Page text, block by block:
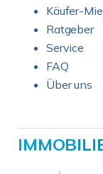
Käufer-
Ratgeber
Service
FAQ
Über uns